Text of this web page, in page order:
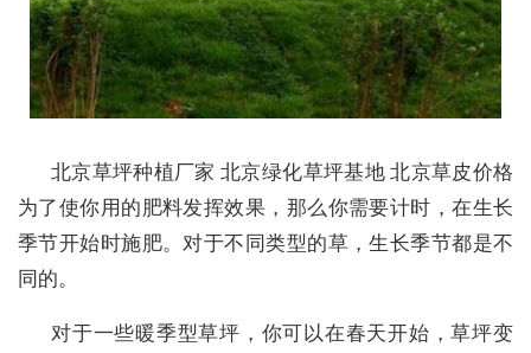
北京草坪种植厂家 北京绿化草坪基地 北京草皮价格
为了使你用的肥料发挥效果，那么你需要计时，在生长
季节开始时施肥。对于不同类型的草，生长季节都是不
同的。
对于一些暖季型草坪，你可以在春天开始，草坪变